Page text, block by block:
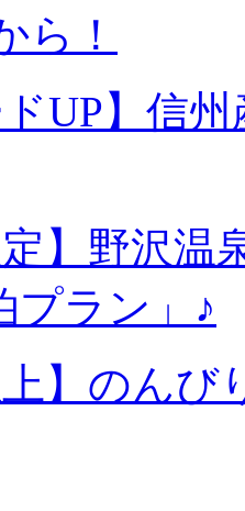
ら！
ドUP】信
定】野沢
プラン」♪
上】のん